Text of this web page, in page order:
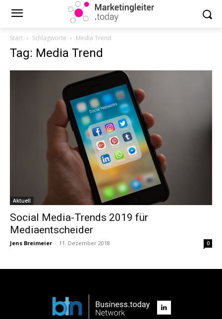
Start Schlagworte Media Trend
Tag: Media Trend
Aktuell
Social Media-Trends 2019 für
Mediaentscheider
Jens Breimeier - 11. Dezember 2018 0